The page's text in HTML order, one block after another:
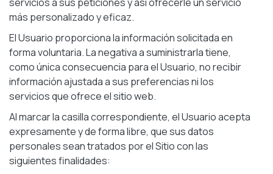
más personalizado y eficaz.
El Usuario proporciona la información solicitada en
forma voluntaria. La negativa a suministrarla tiene,
como única consecuencia para el Usuario, no recibir
información ajustada a sus preferencias ni los
servicios que ofrece el sitio web.
Al marcar la casilla correspondiente, el Usuario acepta
expresamente y de forma libre, que sus datos
personales sean tratados por el Sitio con las
siguientes finalidades: